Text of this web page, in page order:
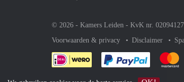
© 2026 - Kamers Leiden - KvK nr.
Voorwaarden & privacy
Disclaimer
Je rekent